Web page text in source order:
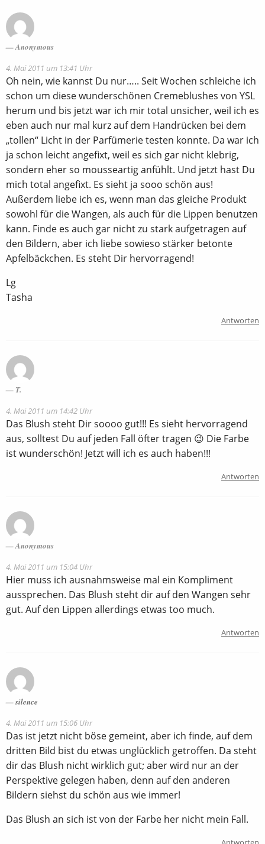
Anonymous
4. Mai 2011 um 13:41 Uhr
Oh nein, wie kannst Du nur….. Seit Wochen schleiche ich
schon um diese wunderschönen Cremeblushes von YSL
herum und bis jetzt war ich mir total unsicher, weil ich es
eben auch nur mal kurz auf dem Handrücken bei dem
„tollen“ Licht in der Parfümerie testen konnte. Da war ich
ja schon leicht angefixt, weil es sich gar nicht klebrig,
sondern eher so mousseartig anfühlt. Und jetzt hast Du
mich total angefixt. Es sieht ja sooo schön aus!
Außerdem liebe ich es, wenn man das gleiche Produkt
sowohl für die Wangen, als auch für die Lippen benutzen
kann. Finde es auch gar nicht zu stark aufgetragen auf
den Bildern, aber ich liebe sowieso stärker betonte
Apfelbäckchen. Es steht Dir hervorragend!
Lg
Tasha
Antworten
T.
4. Mai 2011 um 14:42 Uhr
Das Blush steht Dir soooo gut!!! Es sieht hervorragend
aus, solltest Du auf jeden Fall öfter tragen 😉 Die Farbe
ist wunderschön! Jetzt will ich es auch haben!!!
Antworten
Anonymous
4. Mai 2011 um 15:04 Uhr
Hier muss ich ausnahmsweise mal ein Kompliment
aussprechen. Das Blush steht dir auf den Wangen sehr
gut. Auf den Lippen allerdings etwas too much.
Antworten
silence
4. Mai 2011 um 15:06 Uhr
Das ist jetzt nicht böse gemeint, aber ich finde, auf dem
dritten Bild bist du etwas unglücklich getroffen. Da steht
dir das Blush nicht wirklich gut; aber wird nur an der
Perspektive gelegen haben, denn auf den anderen
Bildern siehst du schön aus wie immer!
Das Blush an sich ist von der Farbe her nicht mein Fall.